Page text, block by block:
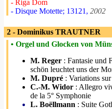
- Riga Dom
- Disque Motette; 13121, 2002
2 - Dominikus TRAUTNER
• Orgel und Glocken von
M. Reger : Fantasie und
schön leuchtet uns der
M. Dupré : Variations
C.-M. Widor : Allegro
de la 5° Symphonie
L. Boëllmann : Suite